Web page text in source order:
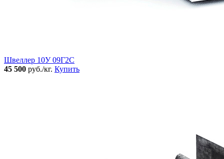
Швеллер 10У 09Г2С
45 500 руб./кг. Купить